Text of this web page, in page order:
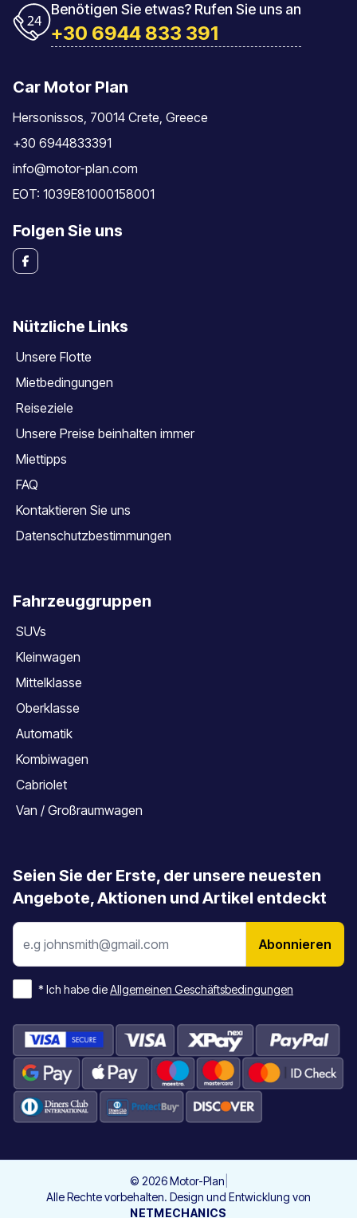
Benötigen Sie etwas? Rufen Sie uns an
+30 6944 833 391
Car Motor Plan
Hersonissos, 70014 Crete, Greece
+30 6944833391
info@motor-plan.com
EOT: 1039E81000158001
Folgen Sie uns
Nützliche Links
Unsere Flotte
Mietbedingungen
Reiseziele
Unsere Preise beinhalten immer
Miettipps
FAQ
Kontaktieren Sie uns
Datenschutzbestimmungen
Fahrzeuggruppen
SUVs
Kleinwagen
Mittelklasse
Oberklasse
Automatik
Kombiwagen
Cabriolet
Van / Großraumwagen
Seien Sie der Erste, der unsere neuesten
Angebote, Aktionen und Artikel entdeckt
Abonnieren
* Ich habe dieAllgemeinen Geschäftsbedingungen
© 2026Motor-Plan
Alle Rechte vorbehalten. Design und Entwicklung von
NETMECHANICS